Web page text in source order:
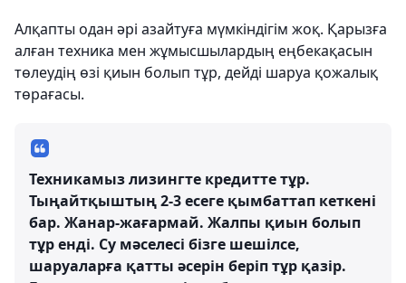
Алқапты одан әрі азайтуға мүмкіндігім жоқ. Қарызға
алған техника мен жұмысшылардың еңбекақасын
төлеудің өзі қиын болып тұр, дейді шаруа қожалық
төрағасы.
Техникамыз лизингте кредитте тұр.
Тыңайтқыштың 2-3 есеге қымбаттап кеткені
бар. Жанар-жағармай. Жалпы қиын болып
тұр енді. Су мәселесі бізге шешілсе,
шаруаларға қатты әсерін беріп тұр қазір.